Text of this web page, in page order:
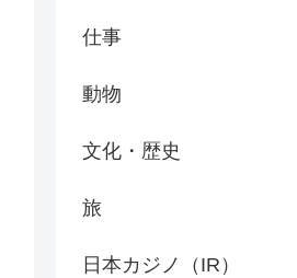
仕事
動物
文化・歴史
旅
日本カジノ（IR）